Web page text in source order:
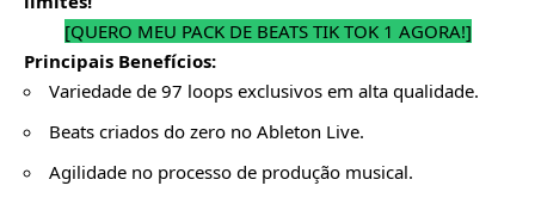
[QUERO MEU PACK DE BEATS TIK TOK 1 AGORA!]
Principais Benefícios:
Variedade de 97 loops exclusivos em alta qualidade.
Beats criados do zero no Ableton Live.
Agilidade no processo de produção musical.